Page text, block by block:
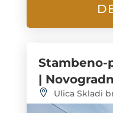
Stambeno-
|
Ulica Skladi